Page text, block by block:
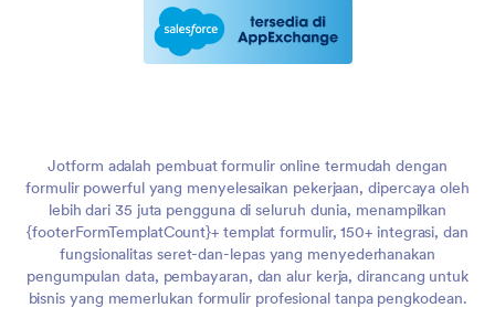
Jotform adalah pembuat formulir online termudah dengan
formulir powerful yang menyelesaikan pekerjaan, dipercaya oleh
lebih dari 35 juta pengguna di seluruh dunia, menampilkan
{footerFormTemplatCount}+ templat formulir, 150+ integrasi, dan
fungsionalitas seret-dan-lepas yang menyederhanakan
pengumpulan data, pembayaran, dan alur kerja, dirancang untuk
bisnis yang memerlukan formulir profesional tanpa pengkodean.